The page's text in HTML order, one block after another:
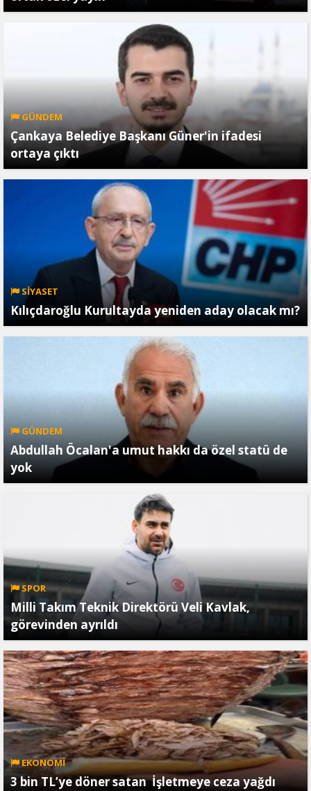
GÜNDEM
Çankaya Belediye Başkanı Güner'in ifadesi
ortaya çıktı
SİYASET
Kılıçdaroğlu Kurultayda yeniden aday olacak mı?
GÜNDEM
Abdullah Öcalan'a umut hakkı da özel statü de
yok
SPOR
Milli Takım Teknik Direktörü Veli Kavlak,
görevinden ayrıldı
EKONOMİ
3 bin TL’ye döner satan İşletmeye ceza yağdı